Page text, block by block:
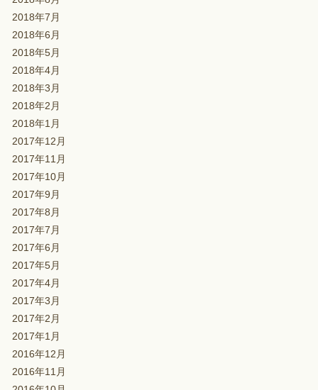
2018年7月
2018年6月
2018年5月
2018年4月
2018年3月
2018年2月
2018年1月
2017年12月
2017年11月
2017年10月
2017年9月
2017年8月
2017年7月
2017年6月
2017年5月
2017年4月
2017年3月
2017年2月
2017年1月
2016年12月
2016年11月